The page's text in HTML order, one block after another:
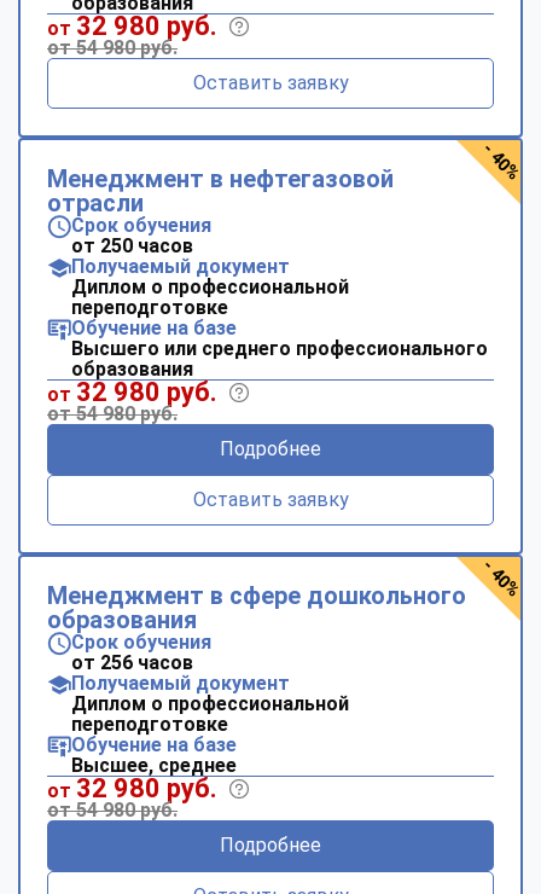
от 32 980 руб.
от 54 980 руб.
Оставить заявку
Менеджмент в нефтегазовой
отрасли
Срок обучения
от 250 часов
Получаемый документ
Диплом о профессиональной
переподготовке
Обучение на базе
Высшего или среднего профессионального
образования
от 32 980 руб.
от 54 980 руб.
Подробнее
Оставить заявку
- 40%
Менеджмент в сфере дошкольного
образования
Срок обучения
от 256 часов
Получаемый документ
Диплом о профессиональной
переподготовке
Обучение на базе
Высшее, среднее
от 32 980 руб.
от 54 980 руб.
Подробнее
- 40%